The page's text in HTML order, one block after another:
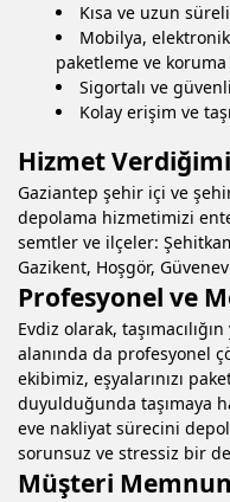
Kısa ve uzun
Mobilya,
paketleme ve koruma
Sigortalı ve
Kolay erişim ve
Hizmet
Gaziantep şehir içi ve
depolama hizmetimizi
semtler ve ilçeler:
Gazikent, Hoşgör,
Profesyonel ve
Evdiz olarak, taşımacılığın
alanında da profesyonel
ekibimiz, eşyalarınızı
duyulduğunda taşımaya
eve nakliyat sürecini
sorunsuz ve stressiz bir
Müşteri